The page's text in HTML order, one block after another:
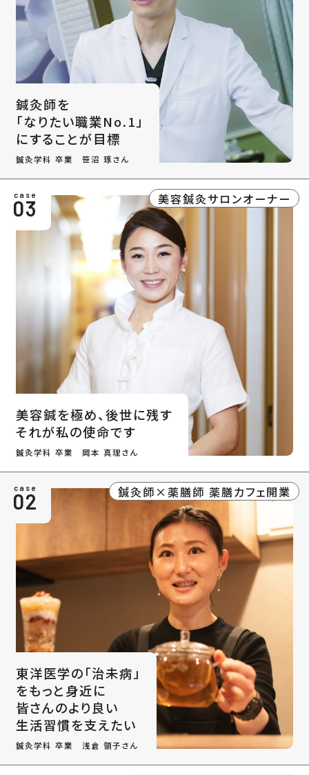
鍼灸師を
「なりたい職業No.1」
にすることが目標
鍼灸学科 卒業 笹沼 琢さん
case
03 美容鍼灸サロンオーナー
美容鍼を極め、後世に残す
それが私の使命です
鍼灸学科 卒業 岡本 真理さん
case
02 鍼灸師×薬膳師 薬膳カフェ開業
東洋医学の「治未病」
をもっと身近に
皆さんのより良い
生活習慣を支えたい
鍼灸学科 卒業 浅倉 領子さん